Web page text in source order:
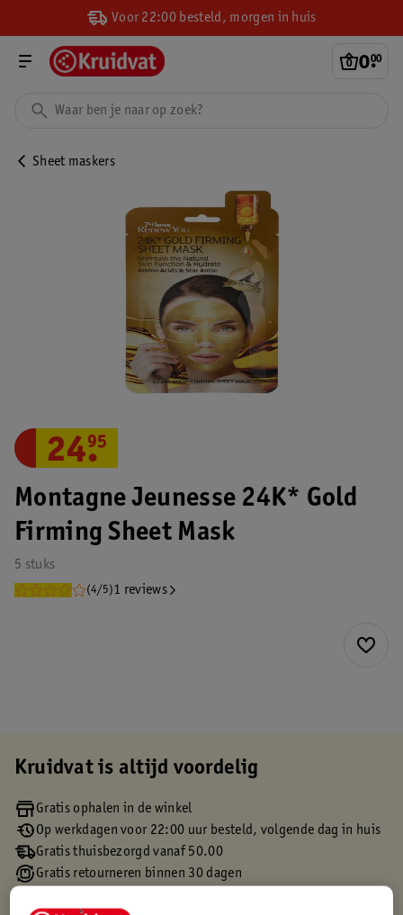
Voor 22:00 besteld, morgen in huis
0.
00
Sheet maskers
Montagne Jeunesse 24K* Gold
Firming Sheet Mask
5 stuks
(4/5)1 reviews
24.
95
Kruidvat is altijd voordelig
Gratis ophalen in de winkel
Op werkdagen voor 22:00 uur besteld, volgende dag in huis
Gratis thuisbezorgd vanaf 50.00
Gratis retourneren binnen 30 dagen